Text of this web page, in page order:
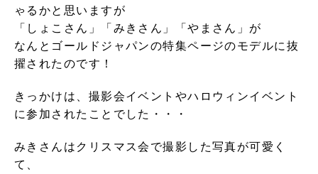
ゃるかと思いますが
「しょこさん」「みきさん」「やまさん」が
なんとゴールドジャパンの特集ページのモデルに抜
擢されたのです！
きっかけは、撮影会イベントやハロウィンイベント
に参加されたことでした・・・
みきさんはクリスマス会で撮影した写真が可愛く
て、